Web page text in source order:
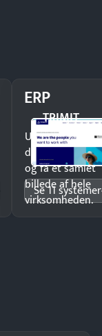
ERP
TRIMIT
Undgå
og få ét samlet
billede af hele
virksomheden.
Se 11 systemer